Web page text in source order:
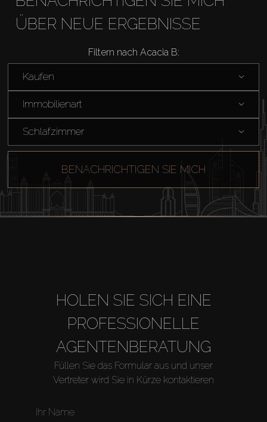
Kaufen
Miete
Verkaufen
Off-Plan
ÜBER NEUE ERGEBNISSE
Filtern nach Acacia B:
Kaufen
Immobilienart
Schlafzimmer
BENACHRICHTIGEN SIE MICH
HOLEN SIE SICH EINE
PROFESSIONELLE
AGENTENBERATUNG
Füllen Sie das Formular aus und unser
Vertreter wird Sie in Kürze kontaktieren